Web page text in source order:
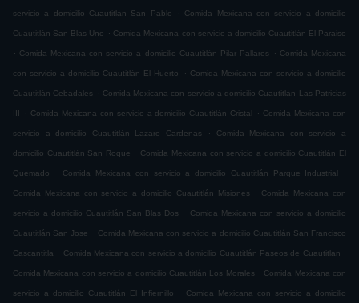
servicio a domicilio Cuautitlán San Pablo . Comida Mexicana con servicio a domicilio
Cuautitlán San Blas Uno . Comida Mexicana con servicio a domicilio Cuautitlán El Paraiso
. Comida Mexicana con servicio a domicilio Cuautitlán Pilar Pallares . Comida Mexicana
con servicio a domicilio Cuautitlán El Huerto . Comida Mexicana con servicio a domicilio
Cuautitlán Cebadales . Comida Mexicana con servicio a domicilio Cuautitlán Las Patricias
III . Comida Mexicana con servicio a domicilio Cuautitlán Cristal . Comida Mexicana con
servicio a domicilio Cuautitlán Lazaro Cardenas . Comida Mexicana con servicio a
domicilio Cuautitlán San Roque . Comida Mexicana con servicio a domicilio Cuautitlán El
Quemado . Comida Mexicana con servicio a domicilio Cuautitlán Parque Industrial .
Comida Mexicana con servicio a domicilio Cuautitlán Misiones . Comida Mexicana con
servicio a domicilio Cuautitlán San Blas Dos . Comida Mexicana con servicio a domicilio
Cuautitlán San Jose . Comida Mexicana con servicio a domicilio Cuautitlán San Francisco
Cascantitla . Comida Mexicana con servicio a domicilio Cuautitlán Paseos de Cuautitlan .
Comida Mexicana con servicio a domicilio Cuautitlán Los Morales . Comida Mexicana con
servicio a domicilio Cuautitlán El Infiernillo . Comida Mexicana con servicio a domicilio